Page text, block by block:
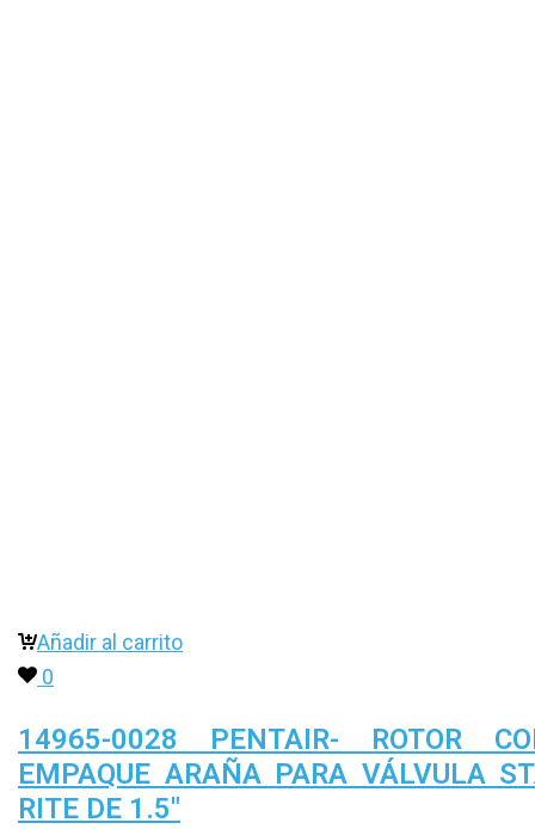
Añadir al carrito
0
14965-0028 PENTAIR- ROTOR
EMPAQUE ARAÑA PARA VÁLVULA
RITE DE 1.5″